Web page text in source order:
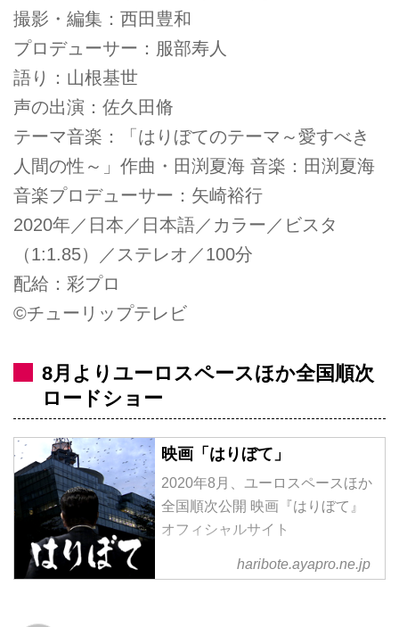
撮影・編集：西田豊和
プロデューサー：服部寿人
語り：山根基世
声の出演：佐久田脩
テーマ音楽：「はりぼてのテーマ～愛すべき
人間の性～」作曲・田渕夏海 音楽：田渕夏海
音楽プロデューサー：矢崎裕行
2020年／日本／日本語／カラー／ビスタ
（1:1.85）／ステレオ／100分
配給：彩プロ
©チューリップテレビ
8月よりユーロスペースほか全国順次
ロードショー
映画「はりぼて」
2020年8月、ユーロスペースほか
全国順次公開 映画『はりぼて』
オフィシャルサイト
haribote.ayapro.ne.jp